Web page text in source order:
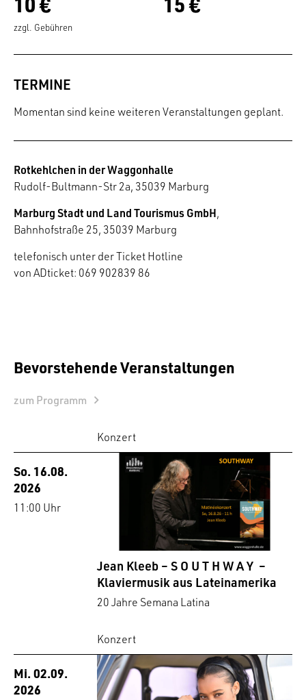
zzgl. Gebühren
TERMINE
Momentan sind keine weiteren Veranstaltungen geplant.
Rotkehlchen in der Waggonhalle
Rudolf-Bultmann-Str 2a, 35039 Marburg
Marburg Stadt und Land Tourismus GmbH,
Bahnhofstraße 25, 35039 Marburg
telefonisch unter der Ticket Hotline
von ADticket: 069 902839 86
Bevorstehende Veranstaltungen
zum Programm
Konzert
So. 16.08.
2026
11:00 Uhr
Jean Kleeb – S O U T H W A Y –
Klaviermusik aus Lateinamerika
20 Jahre Semana Latina
Konzert
Mi. 02.09.
2026